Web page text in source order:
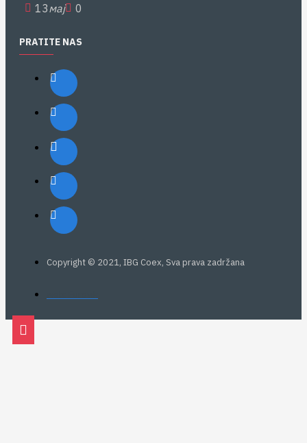
13мај 0
PRATITE NAS
Copyright © 2021, IBG Coex, Sva prava zadržana